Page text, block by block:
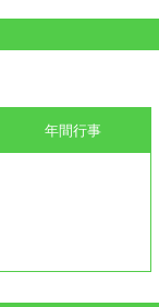
年間行事